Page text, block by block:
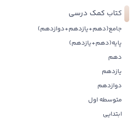
کتاب کمک درسی
جامع(دهم+یازدهم+دوازدهم)
پایه(دهم+یازدهم)
دهم
یازدهم
دوازدهم
متوسطه اول
ابتدایی